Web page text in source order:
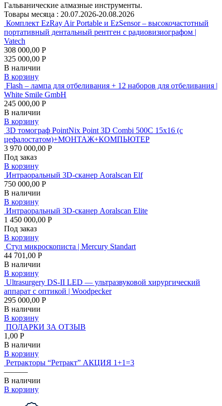
Гальванические алмазные инструменты.
Товары месяца : 20.07.2026-20.08.2026
Комплект EzRay Air Portable и EzSensor – высокочастотный
портативный дентальный рентген с радиовизиографом |
Vatech
308 000,00 Р
325 000,00 Р
В наличии
В корзину
Flash – лампа для отбеливания + 12 наборов для отбеливания |
White Smile GmbH
245 000,00 Р
В наличии
В корзину
3D томограф PointNix Point 3D Combi 500C 15х16 (с
цефалостатом)+МОНТАЖ+КОМПЬЮТЕР
3 970 000,00 Р
Под заказ
В корзину
Интраоральный 3D-сканер Aoralscan Elf
750 000,00 Р
В наличии
В корзину
Интраоральный 3D-сканер Aoralscan Elite
1 450 000,00 Р
Под заказ
В корзину
Стул микроскописта | Mercury Standart
44 701,00 Р
В наличии
В корзину
Ultrasurgery DS-II LED — ультразвуковой хирургический
аппарат с оптикой | Woodpecker
295 000,00 Р
В наличии
В корзину
ПОДАРКИ ЗА ОТЗЫВ
1,00 Р
В наличии
В корзину
Ретракторы “Ретракт” АКЦИЯ 1+1=3
———
В наличии
В корзину